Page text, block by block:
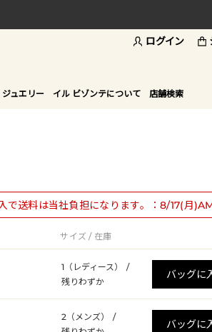
ログイン
ュエリー イル ビゾンテについて 店舗検索
で送料は当社負担になります。：8/17(月
サイズ / 在庫
1（レディース）
/
残りわずか
バッグに
2（メンズ）
/
バッグに